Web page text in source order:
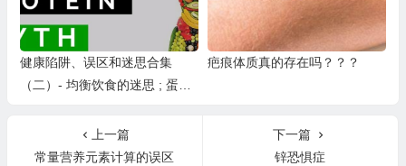
健康陷阱、误区和迷思合集
（二）- 均衡饮食的迷思 ; 蛋白
疤痕体质真的存在吗？？？
上一篇
常量营养元素计算的误区
下一篇
锌恐惧症